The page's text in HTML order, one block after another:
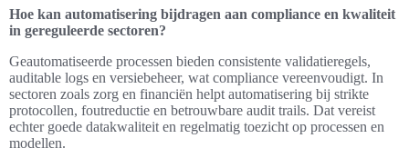
Hoe kan automatisering bijdragen aan compliance en kwaliteit
in gereguleerde sectoren?
Geautomatiseerde processen bieden consistente validatieregels,
auditable logs en versiebeheer, wat compliance vereenvoudigt. In
sectoren zoals zorg en financiën helpt automatisering bij strikte
protocollen, foutreductie en betrouwbare audit trails. Dat vereist
echter goede datakwaliteit en regelmatig toezicht op processen en
modellen.